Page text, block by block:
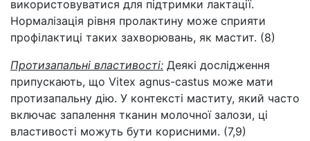
використовуватися для підтримки лактації.
Нормалізація рівня пролактину може сприяти
профілактиці таких захворювань, як мастит. (8)
Протизапальні властивості: Деякі дослідження
припускають, що Vitex agnus-castus може мати
протизапальну дію. У контексті маститу, який часто
включає запалення тканин молочної залози, ці
властивості можуть бути корисними. (7,9)